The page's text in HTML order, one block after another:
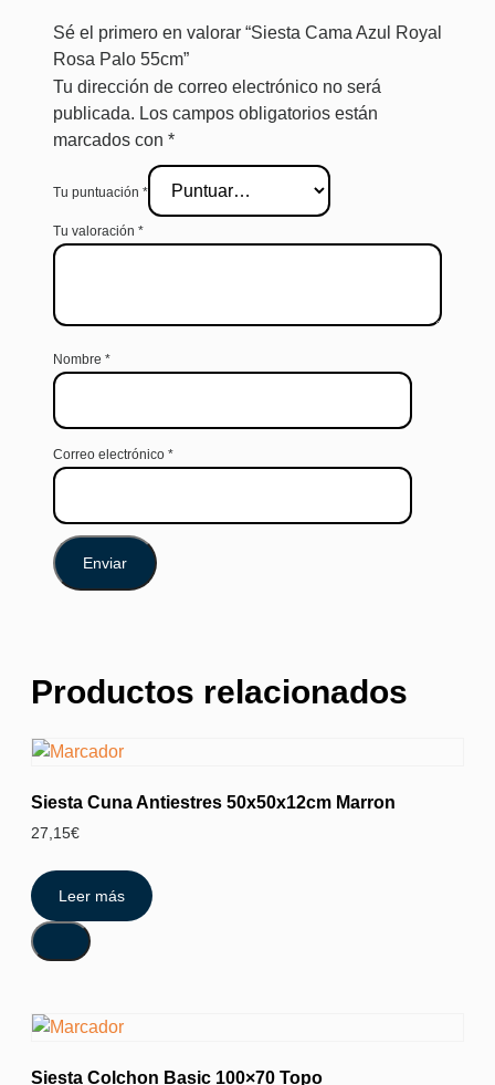
Sé el primero en valorar “Siesta Cama Azul Royal
Rosa Palo 55cm”
Tu dirección de correo electrónico no será
publicada. Los campos obligatorios están
marcados con *
Tu puntuación *
Tu valoración *
Nombre *
Correo electrónico *
Productos relacionados
Siesta Cuna Antiestres 50x50x12cm Marron
27,15€
Leer más
Siesta Colchon Basic 100×70 Topo